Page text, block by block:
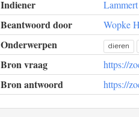
Indiener
Beantwoord door Wopke
Onderwerpen dieren
Bron vraag https://
Bron antwoord https://